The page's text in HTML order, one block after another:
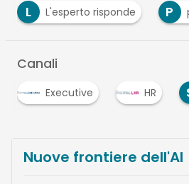
P
performance
Canali
Executive HR
Nuove frontiere dell'AI